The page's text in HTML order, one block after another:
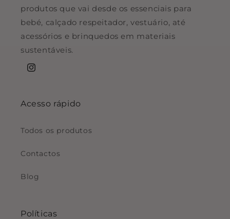
produtos que vai desde os essenciais para
bebé, calçado respeitador, vestuário, até
acessórios e brinquedos em materiais
sustentáveis.
Instagram
Acesso rápido
Todos os produtos
Contactos
Blog
Políticas